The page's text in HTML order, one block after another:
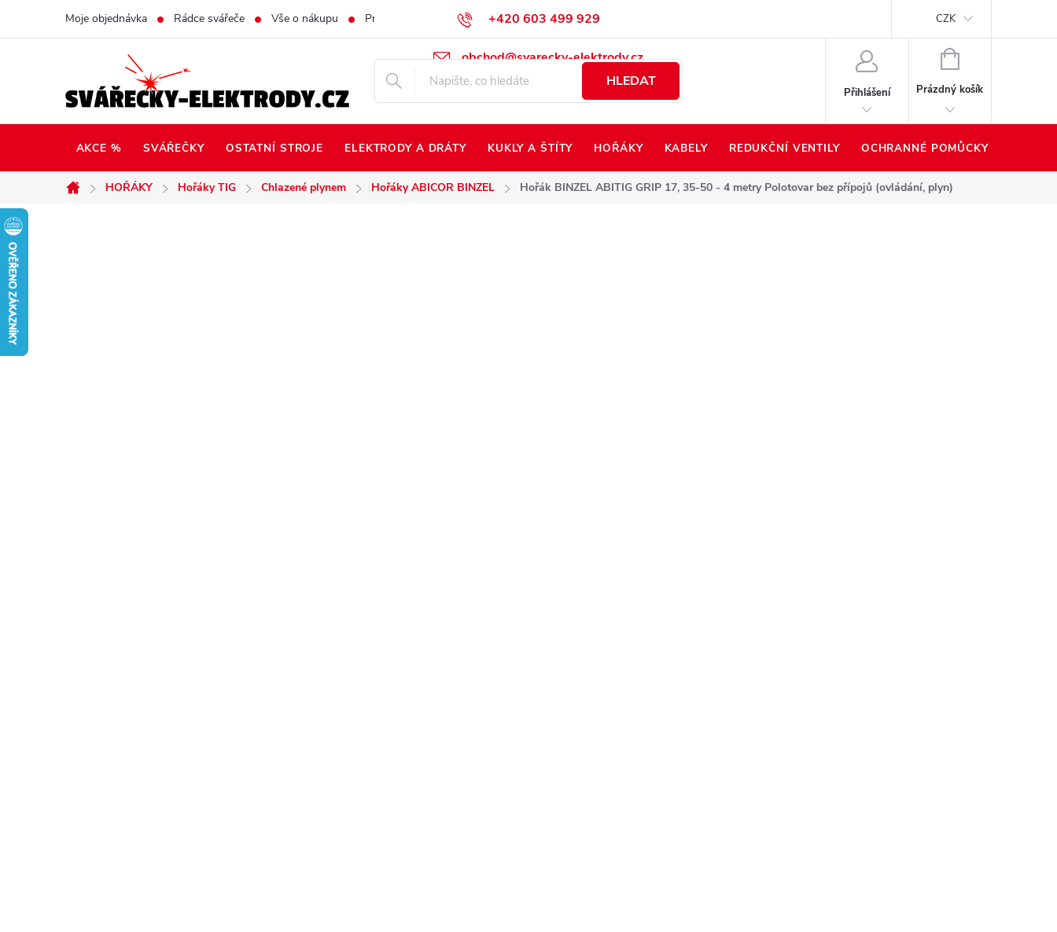
+420 603 499 929
obchod@svarecky-elektrody.cz
Moje objednávka Rádce svářeče Vše o nákupu Prodej na Slovensko Napište nám Kontakty Hodnocení obchodu
CZK
HLEDAT
Přihlášení
NÁKUPNÍ
KOŠÍK
Prázdný košík
AKCE % SVÁŘEČKY OSTATNÍ STROJE ELEKTRODY A DRÁTY KUKLY A ŠTÍTY HOŘÁKY KABELY REDUKČNÍ VENTILY OCHRANNÉ POMŮCKY
Domů
HOŘÁKY Hořáky TIG Chlazené plynem Hořáky ABICOR BINZEL Hořák BINZEL ABITIG GRIP 17, 35-50 - 4 metry Polotovar bez přípojů (ovládání, plyn)